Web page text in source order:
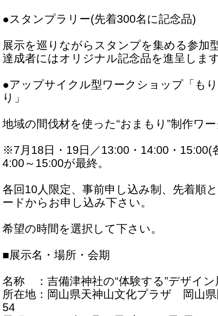
●スタンプラリー(先着300名に記念品)
展示を巡りながらスタンプを集める参加
達成者にはオリジナル記念品を進呈しま
●アップサイクル型ワークショップ「も
り」
地域の間伐材を使った“おまもり”制作ワ
※7月18日・19日／13:00・14:00・
4:00～15:00が最終。
各回10人限定、事前申し込み制、先着順
ードからお申し込み下さい。
希望の時間を選択して下さい。
■展示名・場所・会期
名称 ：吉備津神社の“体験する”デザイン
所在地：岡山県天神山文化プラザ 岡山
54